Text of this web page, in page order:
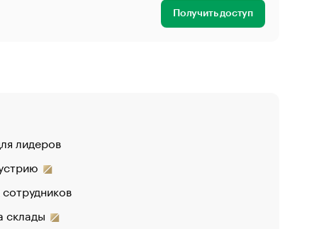
Получить доступ
лидеров
склады